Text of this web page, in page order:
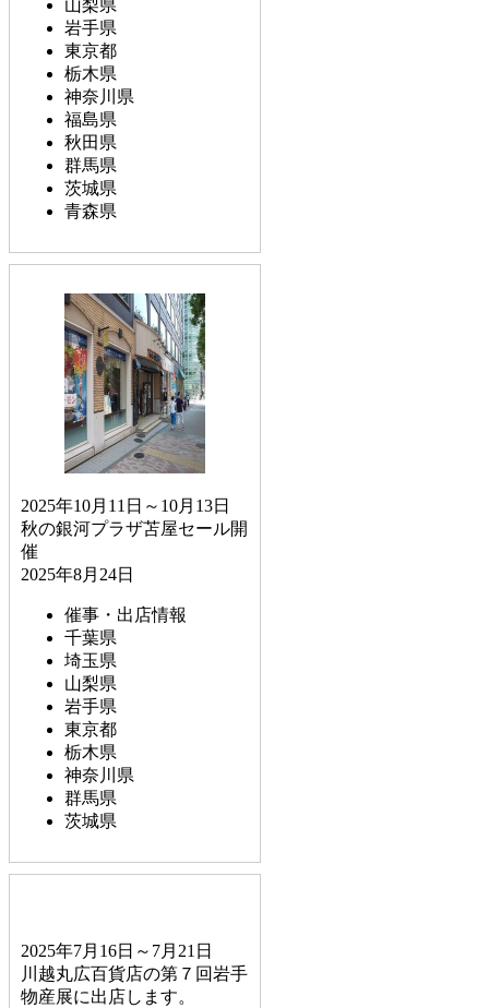
山梨県
岩手県
東京都
栃木県
神奈川県
福島県
秋田県
群馬県
茨城県
青森県
2025年10月11日～10月13日
秋の銀河プラザ苫屋セール開
催
2025年8月24日
催事・出店情報
千葉県
埼玉県
山梨県
岩手県
東京都
栃木県
神奈川県
群馬県
茨城県
2025年7月16日～7月21日
川越丸広百貨店の第７回岩手
物産展に出店します。